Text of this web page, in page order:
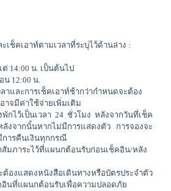
เช็คเอาท์ตามเวลาที่ระบุไว้ด้านล่าง :
14:00 น. เป็นต้นไป
น 12:00 น.
าและการเช็คเอาท์ช้ากว่ากำหนดจะต้อง
าจมีค่าใช้จ่ายเพิ่มเติม
พักไว้เป็นเวลา 24 ชั่วโมง หลังจากวันที่เช็ค
งจากนั้นหากไม่มีการแสดงตัว การจองจะ
การคืนเงินทุกกรณี
สัมภาระไว้ที่แผนกต้อนรับก่อนเช็คอิน/หลัง
ต้องแสดงหนังสือเดินทางหรือบัตรประจำตัว
อินที่แผนกต้อนรับเพื่อความปลอดภัย